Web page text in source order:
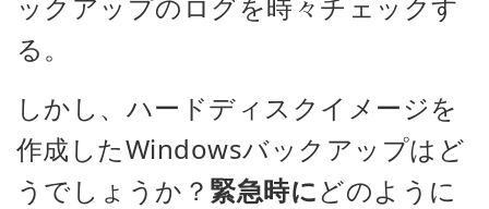
る。
しかし、ハードディスクイメージを
作成したWindowsバックアップはど
うでしょうか？ 緊急時にどのように